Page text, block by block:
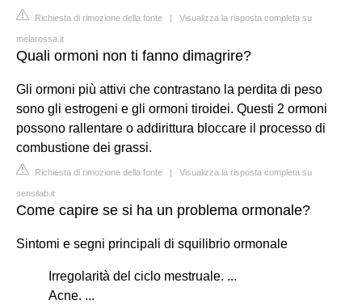
Richiesta di rimozione della fonte | Visualizza la risposta completa su
melarossa.it
Quali ormoni non ti fanno dimagrire?
Gli ormoni più attivi che contrastano la perdita di peso
sono gli estrogeni e gli ormoni tiroidei. Questi 2 ormoni
possono rallentare o addirittura bloccare il processo di
combustione dei grassi.
Richiesta di rimozione della fonte | Visualizza la risposta completa su
sensilab.it
Come capire se si ha un problema ormonale?
Sintomi e segni principali di squilibrio ormonale
Irregolarità del ciclo mestruale. ...
Acne. ...